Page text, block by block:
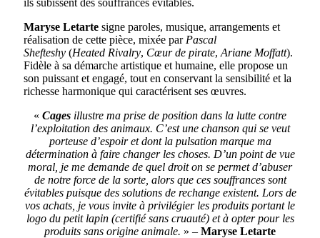
Maryse Letarte signe paroles, musique, arrangements et
réalisation de cette pièce, mixée par Pascal
Shefteshy (Heated Rivalry, Cœur de pirate, Ariane Moffatt).
Fidèle à sa démarche artistique et humaine, elle propose un
son puissant et engagé, tout en conservant la sensibilité et la
richesse harmonique qui caractérisent ses œuvres.
« Cages illustre ma prise de position dans la lutte contre
l’exploitation des animaux. C’est une chanson qui se veut
porteuse d’espoir et dont la pulsation marque ma
détermination à faire changer les choses. D’un point de vue
moral, je me demande de quel droit on se permet d’abuser
de notre force de la sorte, alors que ces souffrances sont
évitables puisque des solutions de rechange existent. Lors de
vos achats, je vous invite à privilégier les produits portant le
logo du petit lapin (certifié sans cruauté) et à opter pour les
produits sans origine animale. » – Maryse Letarte